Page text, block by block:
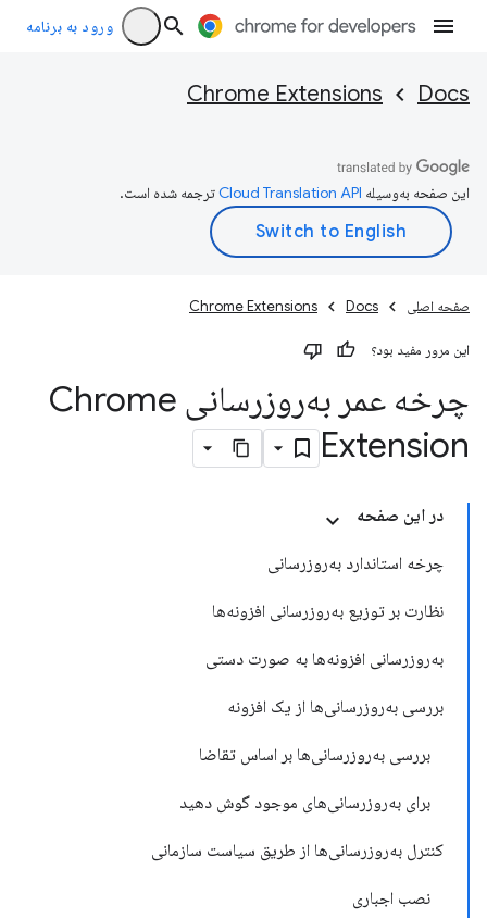
ورود به برنامه
Docs
Chrome Extensions
این صفحه به‌وسیله ترجمه شده است.
صفحه اصلی Docs
Chrome Extensions
این مرور مفید بود؟
چرخه عمر به‌روزرسانی Chrome
Extension
در این صفحه
چرخه استاندارد به‌روزرسانی
نظارت بر توزیع به‌روزرسانی افزونه‌ها
به‌روزرسانی افزونه‌ها به صورت دستی
بررسی به‌روزرسانی‌ها از یک افزونه
بررسی به‌روزرسانی‌ها بر اساس تقاضا
برای به‌روزرسانی‌های موجود گوش دهید
کنترل به‌روزرسانی‌ها از طریق سیاست سازمانی
نصب اجباری